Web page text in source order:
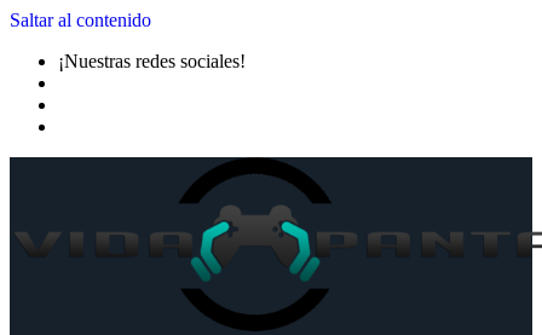
Saltar al contenido
¡Nuestras redes sociales!